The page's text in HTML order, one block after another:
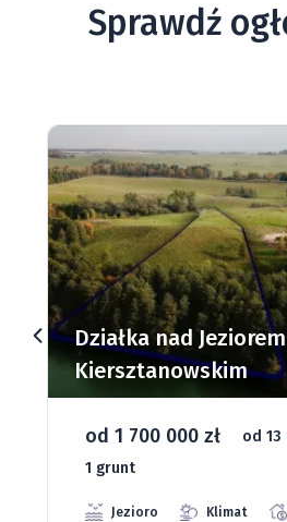
Sprawdź
Działki budowlane
Dąbrowa Mała
od 93 280 zł od 1075